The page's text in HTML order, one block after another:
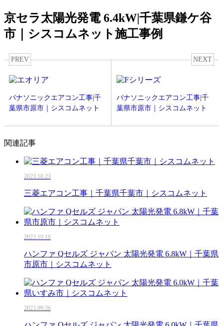
京セラ太陽光発電 6.4kW|千葉県鎌ケ谷
市｜シスコムネット施工事例
PREV
パナソニックエアコン工事|千
葉県市原市｜シスコムネット
NEXT
パナソニックエアコン工事|千
葉県市原市｜シスコムネット
関連記事
2023.10.23
三菱エアコン工事｜千葉県千葉市｜シスコムネット
2023.10.10
ハンファ Qセルズ ジャパン 太陽光発電 6.8kW｜千葉県
市原市｜シスコムネット
2023.09.26